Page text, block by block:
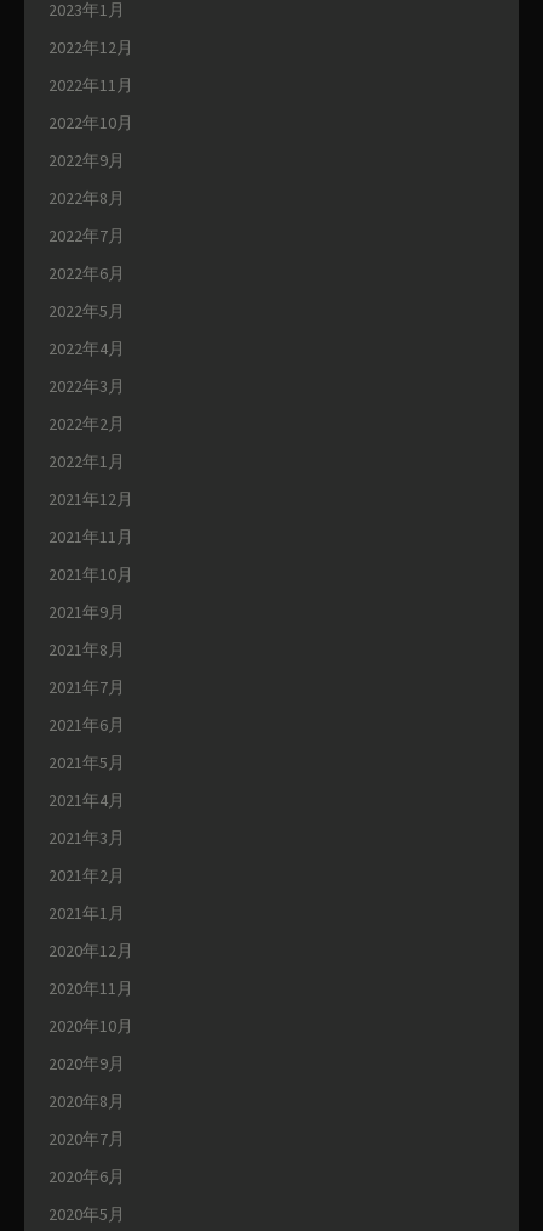
2023年1月
2022年12月
2022年11月
2022年10月
2022年9月
2022年8月
2022年7月
2022年6月
2022年5月
2022年4月
2022年3月
2022年2月
2022年1月
2021年12月
2021年11月
2021年10月
2021年9月
2021年8月
2021年7月
2021年6月
2021年5月
2021年4月
2021年3月
2021年2月
2021年1月
2020年12月
2020年11月
2020年10月
2020年9月
2020年8月
2020年7月
2020年6月
2020年5月